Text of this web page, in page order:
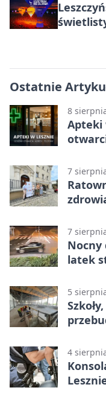
Ostatnie
8
Apteki
7
7
Nocny
latek
5
4